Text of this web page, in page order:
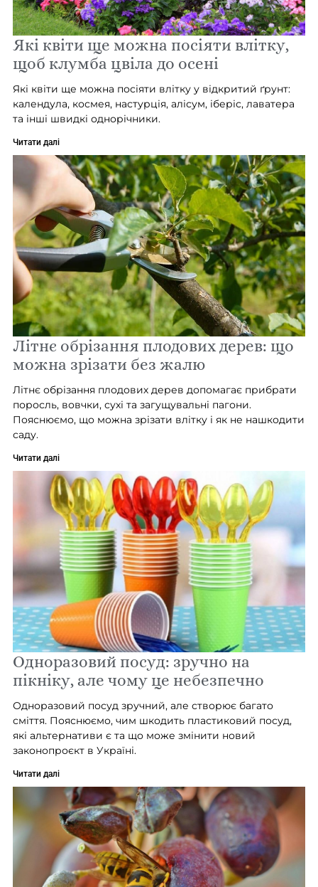
Які квіти ще можна посіяти влітку,
щоб клумба цвіла до осені
Які квіти ще можна посіяти влітку у відкритий ґрунт:
календула, космея, настурція, алісум, іберіс, лаватера
та інші швидкі однорічники.
Читати далі
Літнє обрізання плодових дерев: що
можна зрізати без жалю
Літнє обрізання плодових дерев допомагає прибрати
поросль, вовчки, сухі та загущувальні пагони.
Пояснюємо, що можна зрізати влітку і як не нашкодити
саду.
Читати далі
Одноразовий посуд: зручно на
пікніку, але чому це небезпечно
Одноразовий посуд зручний, але створює багато
сміття. Пояснюємо, чим шкодить пластиковий посуд,
які альтернативи є та що може змінити новий
законопроєкт в Україні.
Читати далі